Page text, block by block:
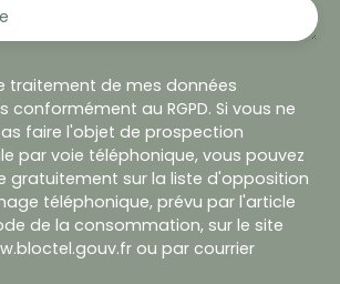
traitement de mes données
conformément au RGPD. Si vous ne
faire l'objet de prospection
par voie téléphonique, vous pouvez
gratuitement sur la liste d'opposition
téléphonique, prévu par l'article
de la consommation, sur le site
ou par courrier